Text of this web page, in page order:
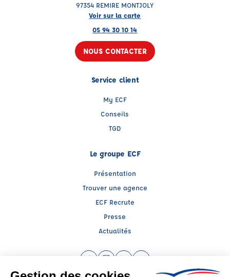
97354 REMIRE MONTJOLY
Voir sur la carte
05 94 30 10 14
NOUS CONTACTER
Service client
My ECF
Conseils
TGD
Le groupe ECF
Présentation
Trouver une agence
ECF Recrute
Presse
Actualités
Facebook (nouvelle fenêtre)
Instagram (nouvelle fenêtre)
LinkedIn (nouvelle fenêtre)
YouTube (nouvelle